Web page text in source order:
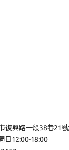
復興路一段38巷21號
日12:00-18:00